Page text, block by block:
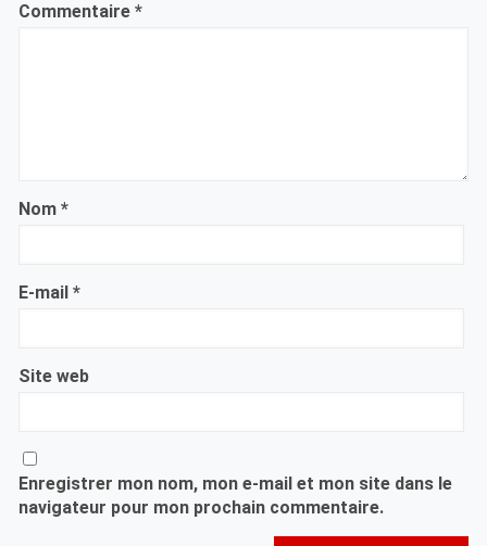
Commentaire *
Nom *
E-mail *
Site web
Enregistrer mon nom, mon e-mail et mon site dans le
navigateur pour mon prochain commentaire.